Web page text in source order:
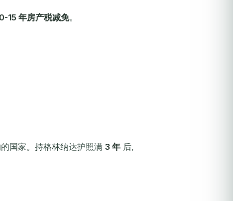
15 年房产税减免。
国家。持格林纳达护照满 3 年 后,